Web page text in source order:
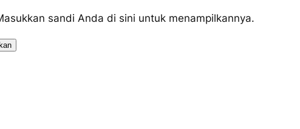
sandi Anda di sini untuk menampilkannya.